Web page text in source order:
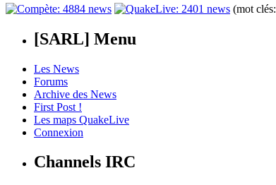
(mot clés:
[SARL] Menu
Les News
Forums
Archive des News
First Post !
Les maps QuakeLive
Connexion
Channels IRC